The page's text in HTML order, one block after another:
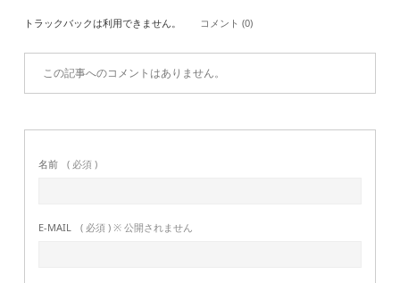
トラックバックは利用できません。 コメント (0)
この記事へのコメントはありません。
名前 ( 必須 )
E-MAIL ( 必須 ) ※ 公開されません